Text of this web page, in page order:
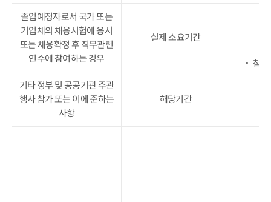
졸업예정자로서 국가 또는
기업체의 채용시험에 응시
또는 채용확정 후 직무관련
연수에 참여하는 경우
실제 소요기간
참
기타 정부 및 공공기관 주관
행사 참가 또는 이에 준하는
사항
해당기간